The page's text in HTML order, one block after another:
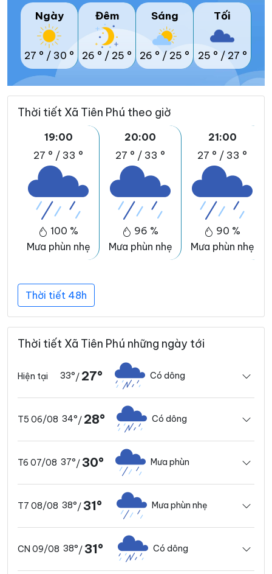
Ngày
27 ° / 30 °
Đêm
26 ° / 25 °
Sáng
26 ° / 25 °
Tối
25 ° / 27 °
Thời tiết Xã Tiên Phú theo giờ
19:00
27 ° / 33 °
100 %
Mưa phùn nhẹ
20:00
27 ° / 33 °
96 %
Mưa phùn nhẹ
21:00
27 ° / 33 °
90 %
Mưa phùn nhẹ
Thời tiết 48h
Thời tiết Xã Tiên Phú những ngày tới
Hiện tại 33°/ 27° Có dông
T5 06/08 34°/ 28° Có dông
T6 07/08 37°/30° Mưa phùn
T7 08/08 38°/31° Mưa phùn nhẹ
CN 09/08 38°/31° Có dông